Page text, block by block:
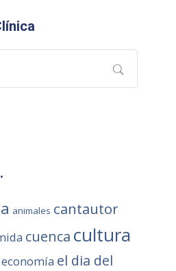
animales cantautor
cuenca cultura
economía el dia del